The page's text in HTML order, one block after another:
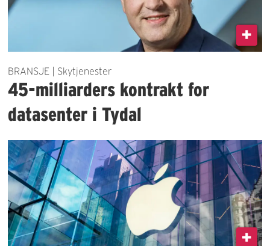
BRANSJE | Skytjenester
45-milliarders kontrakt for
datasenter i Tydal